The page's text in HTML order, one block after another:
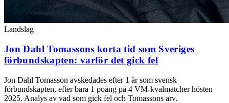
Landslag
Jon Dahl Tomassons korta tid som Sveriges
förbundskapten: varför det gick fel
Jon Dahl Tomasson avskedades efter 1 år som svensk
förbundskapten, efter bara 1 poäng på 4 VM-kvalmatcher hösten
2025. Analys av vad som gick fel och Tomassons arv.